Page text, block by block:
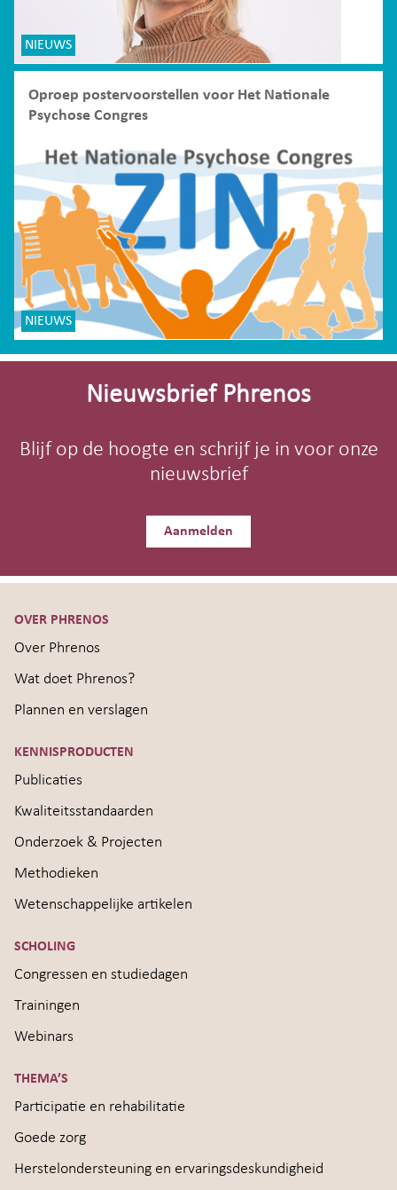
NIEUWS
Oproep postervoorstellen voor Het Nationale
Psychose Congres
NIEUWS
Site-
Nieuwsbrief Phrenos
Blijf op de hoogte en schrijf je in voor onze
nieuwsbrief
Aanmelden
OVER PHRENOS
Over Phrenos
Wat doet Phrenos?
Plannen en verslagen
KENNISPRODUCTEN
Publicaties
Kwaliteitsstandaarden
Onderzoek & Projecten
Methodieken
Wetenschappelijke artikelen
SCHOLING
Congressen en studiedagen
Trainingen
Webinars
THEMA’S
Participatie en rehabilitatie
Goede zorg
Herstelondersteuning en ervaringsdeskundigheid